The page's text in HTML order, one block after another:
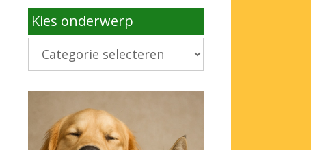
Kies onderwerp
Kies
onderwerp